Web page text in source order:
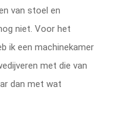
van stoel en
niet. Voor het
ik een machinekamer
met die van
dan met wat